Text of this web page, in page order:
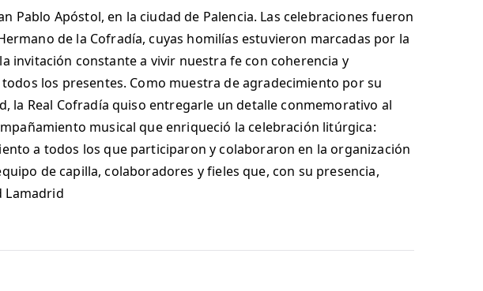
Pablo Apóstol, en la ciudad de Palencia. Las celebraciones fueron
de la Cofradía, cuyas homilías estuvieron marcadas por la
invitación constante a vivir nuestra fe con coherencia y
los presentes. Como muestra de agradecimiento por su
la Real Cofradía quiso entregarle un detalle conmemorativo al
musical que enriqueció la celebración litúrgica:
a todos los que participaron y colaboraron en la organización
de capilla, colaboradores y fieles que, con su presencia,
Lamadrid